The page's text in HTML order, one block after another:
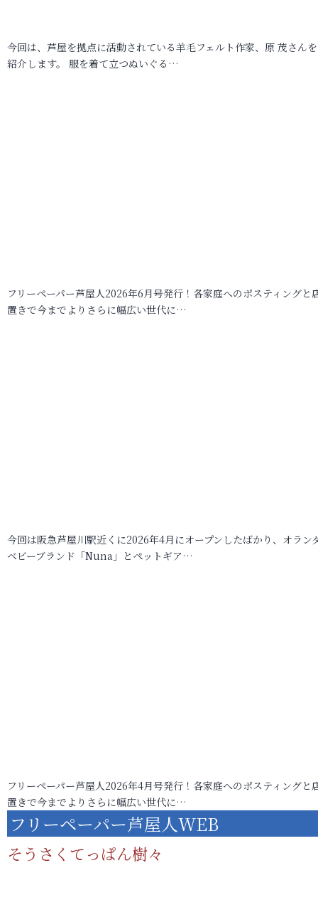
今回は、芦屋を拠点に活動されている羊毛フェルト作家、原 茂さん
紹介します。 服を着て立つぬいぐる…
フリーペーパー芦屋人2026年6月号発行！各家庭へのポスティングと
置きで今までよりさらに幅広い世代に…
今回は阪急芦屋川駅近くに2026年4月にオープンしたばかり、オラン
ベビーブランド「Nuna」とペットギア…
フリーペーパー芦屋人2026年4月号発行！各家庭へのポスティングと
置きで今までよりさらに幅広い世代に…
フリーペーパー芦屋人WEB
そうさくてっぱん樹々